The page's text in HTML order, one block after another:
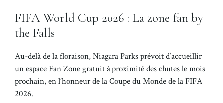
FIFA World Cup 2026 : La zone fan by
the Falls
Au-delà de la floraison, Niagara Parks prévoit d’accueillir
un espace Fan Zone gratuit à proximité des chutes le mois
prochain, en l’honneur de la Coupe du Monde de la FIFA
2026.